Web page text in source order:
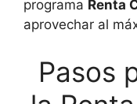
programa Renta
aprovechar al
Pasos